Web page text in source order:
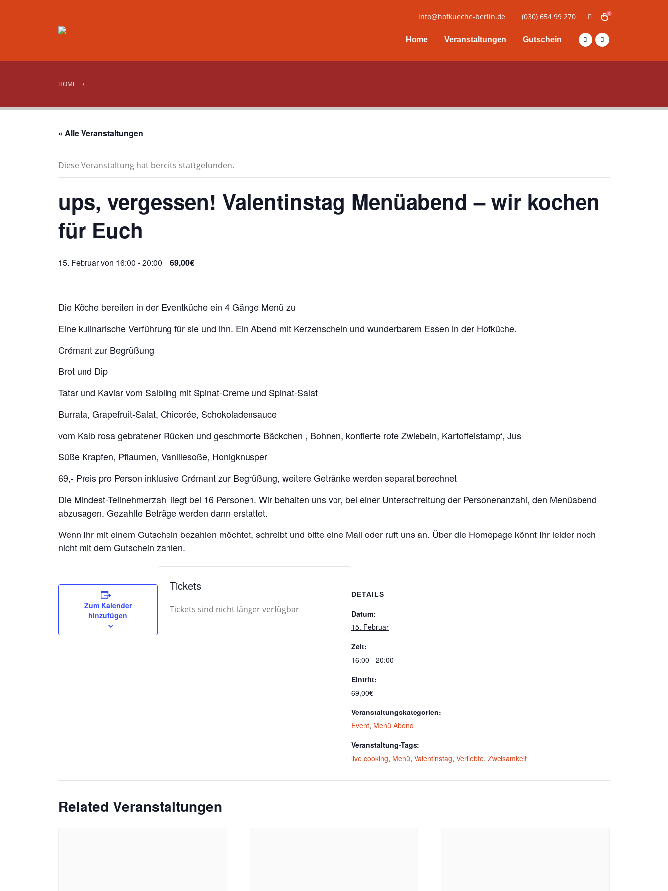
info@hofkueche-berlin.de (030) 654 99 270 0
Home Veranstaltungen Gutschein
HOME
« Alle Veranstaltungen
Diese Veranstaltung hat bereits stattgefunden.
ups, vergessen! Valentinstag Menüabend – wir kochen
für Euch
15. Februar von 16:00 -20:00 69,00€
Die Köche bereiten in der Eventküche ein 4 Gänge Menü zu
Eine kulinarische Verführung für sie und ihn. Ein Abend mit Kerzenschein und wunderbarem Essen in der Hofküche.
Crémant zur Begrüßung
Brot und Dip
Tatar und Kaviar vom Saibling mit Spinat-Creme und Spinat-Salat
Burrata, Grapefruit-Salat, Chicorée, Schokoladensauce
vom Kalb rosa gebratener Rücken und geschmorte Bäckchen , Bohnen, konfierte rote Zwiebeln, Kartoffelstampf, Jus
Süße Krapfen, Pflaumen, Vanillesoße, Honigknusper
69,- Preis pro Person inklusive Crémant zur Begrüßung, weitere Getränke werden separat berechnet
Die Mindest-Teilnehmerzahl liegt bei 16 Personen. Wir behalten uns vor, bei einer Unterschreitung der Personenanzahl, den Menüabend
abzusagen. Gezahlte Beträge werden dann erstattet.
Wenn Ihr mit einem Gutschein bezahlen möchtet, schreibt und bitte eine Mail oder ruft uns an. Über die Homepage könnt Ihr leider noch
nicht mit dem Gutschein zahlen.
Zum Kalender
hinzufügen
DETAILS
Datum:
15. Februar
Zeit:
16:00 - 20:00
Eintritt:
69,00€
Veranstaltungskategorien:
Event, Menü Abend
Veranstaltung-Tags:
live cooking, Menü, Valentinstag, Verliebte, Zweisamkeit
Tickets
Tickets sind nicht länger verfügbar
Related Veranstaltungen